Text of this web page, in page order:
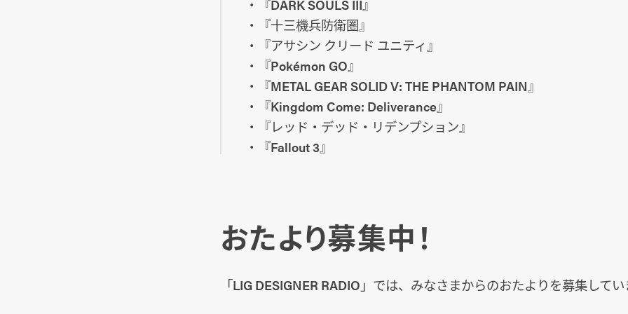
・『DARK SOULS III』
・『十三機兵防衛圏』
・『アサシン クリード ユニティ』
・『Pokémon GO』
・『METAL GEAR SOLID V: THE PHANTOM PAIN』
・『Kingdom Come: Deliverance』
・『レッド・デッド・リデンプション』
・『Fallout 3』
おたより募集中！
「LIG DESIGNER RADIO」では、みなさまからのおたよりを募集して